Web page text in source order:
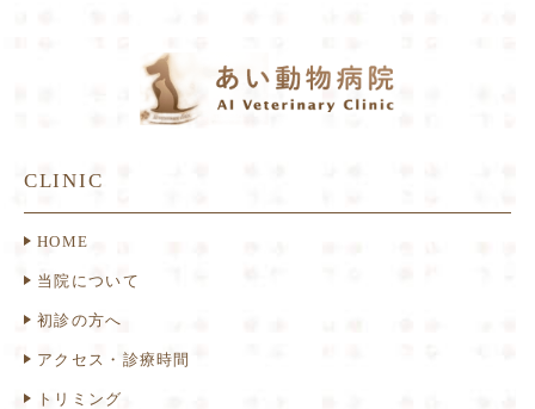
CLINIC
HOME
当院について
初診の方へ
アクセス・診療時間
トリミング